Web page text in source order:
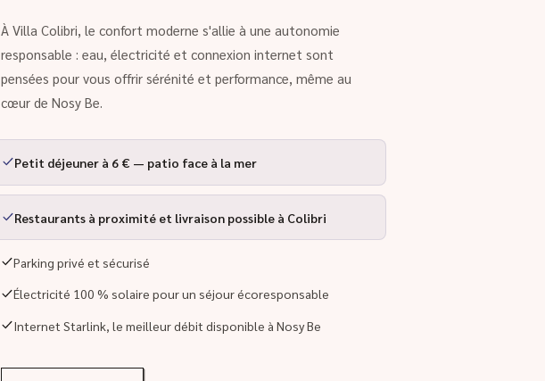
À Villa Colibri, le confort moderne s'allie à une autonomie
responsable : eau, électricité et connexion internet sont
pensées pour vous offrir sérénité et performance, même au
cœur de Nosy Be.
Petit déjeuner à 6 € — patio face à la mer
Restaurants à proximité et livraison possible à Colibri
Parking privé et sécurisé
Électricité 100 % solaire pour un séjour écoresponsable
Internet Starlink, le meilleur débit disponible à Nosy Be